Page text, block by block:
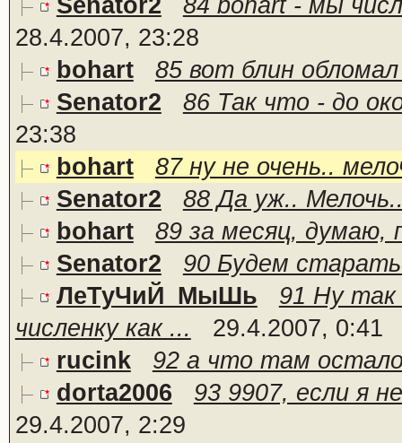
Senator2
84 bohart - мы
28.4.2007, 23:28
bohart
85 вот блин
Senator2
86 Так что - до
23:38
bohart
87 ну не очень..
Senator2
88 Да уж..
bohart
89 за месяц, думаю,
Senator2
90 Будем
ЛеТуЧиЙ_МыШь
91 Ну
численку как ...
29.4.2007, 0:41
rucink
92 а что там
dorta2006
93 9907, если я
29.4.2007, 2:29